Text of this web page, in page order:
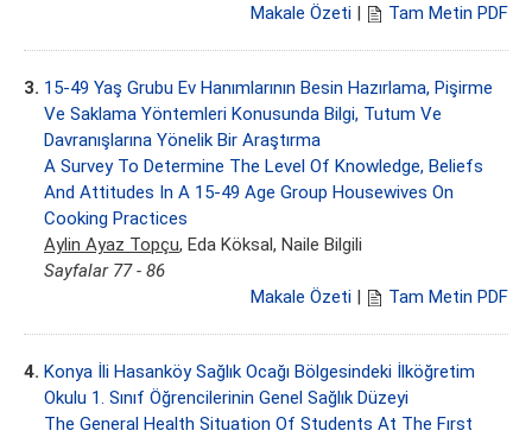
Makale Özeti | Tam Metin PDF
3. 15-49 Yaş Grubu Ev Hanımlarının Besin Hazırlama, Pişirme
Ve Saklama Yöntemleri Konusunda Bilgi, Tutum Ve
Davranışlarına Yönelik Bir Araştırma
A Survey To Determine The Level Of Knowledge, Beliefs
And Attitudes In A 15-49 Age Group Housewives On
Cooking Practices
Aylin Ayaz Topçu, Eda Köksal, Naile Bilgili
Sayfalar 77 - 86
Makale Özeti | Tam Metin PDF
4. Konya İli Hasanköy Sağlık Ocağı Bölgesindeki İlköğretim
Okulu 1. Sınıf Öğrencilerinin Genel Sağlık Düzeyi
The General Health Situation Of Students At The Fırst